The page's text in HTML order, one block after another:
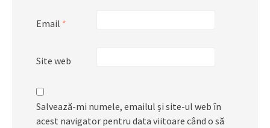
Email *
Site web
Salvează-mi numele, emailul și site-ul web în
acest navigator pentru data viitoare când o să